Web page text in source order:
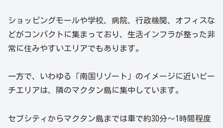
ショッピングモールや学校、病院、行政機関、オフィスな
どがコンパクトに集まっており、生活インフラが整った非
常に住みやすいエリアでもあります。
一方で、いわゆる「南国リゾート」のイメージに近いビー
チエリアは、隣のマクタン島に集中しています。
セブシティからマクタン島までは車で約30分〜1時間程度